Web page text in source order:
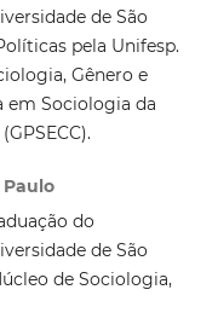
de São
pela Unifesp.
Gênero e
em Sociologia da
Paulo
do
de São
de Sociologia,